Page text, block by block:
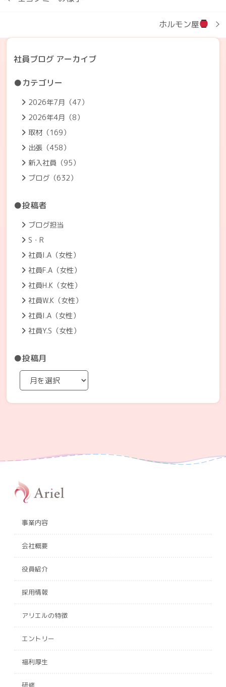
ホルモン屋
社員ブログ アーカイブ
●カテゴリー
2026年7月（47）
2026年4月（8）
取材（169）
出張（458）
新入社員（95）
ブログ（632）
●投稿者
ブログ担当
S・R
社員I.A（女性）
社員F.A（女性）
社員H.K（女性）
社員W.K（女性）
社員I.A（女性）
社員Y.S（女性）
●投稿月
事業内容
会社概要
役員紹介
採用情報
アリエルの特徴
エントリー
福利厚生
研修